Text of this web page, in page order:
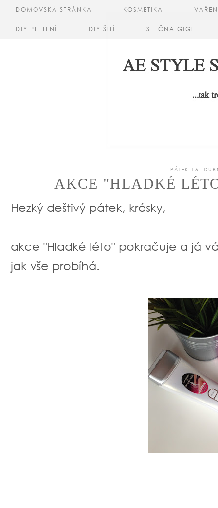
DOMOVSKÁ STRÁNKA KOSMETIKA
DIY PLETENÍ DIY ŠITÍ SLEČNA GIGI
PÁTEK 15.
AKCE "HLADKÉ
Hezký deštivý pátek, krásky,
akce "Hladké léto" pokračuje a já
jak vše probíhá.